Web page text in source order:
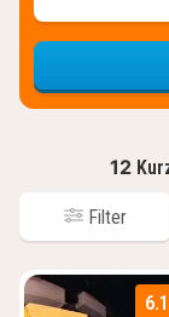
12
Filter
6.1